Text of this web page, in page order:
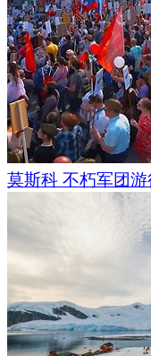
莫斯科 不朽军团